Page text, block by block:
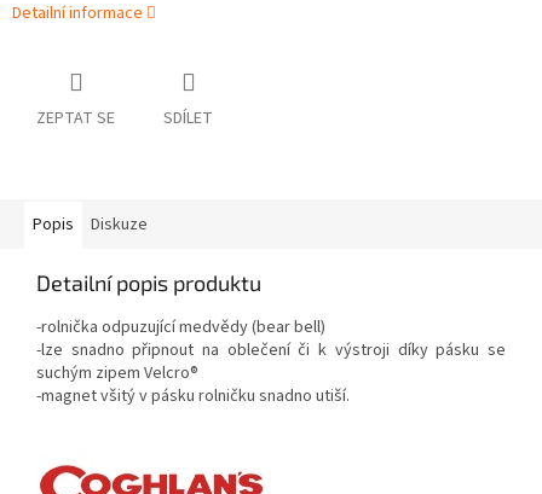
Detailní informace
ZEPTAT SE SDÍLET
Popis Diskuze
Detailní popis produktu
-rolnička odpuzující medvědy (bear bell)
-lze snadno připnout na oblečení či k výstroji díky pásku se
suchým zipem Velcro®
-magnet všitý v pásku rolničku snadno utiší.